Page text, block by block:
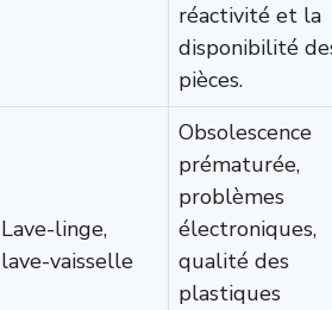
réactivité et la
disponibilité
pièces.
Lave-linge,
lave-vaisselle
Obsolescence
prématurée,
problèmes
électroniques,
qualité des
plastiques